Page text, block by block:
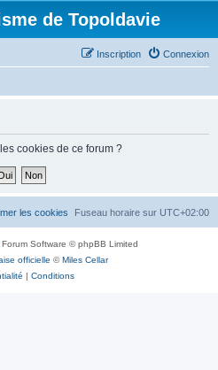
de Topoldavie
Connexion
Inscription
cookies de ce forum ?
Fuseau horaire sur UTC+02:00
les cookies
Software © phpBB Limited
officielle ©Miles Cellar
| Conditions